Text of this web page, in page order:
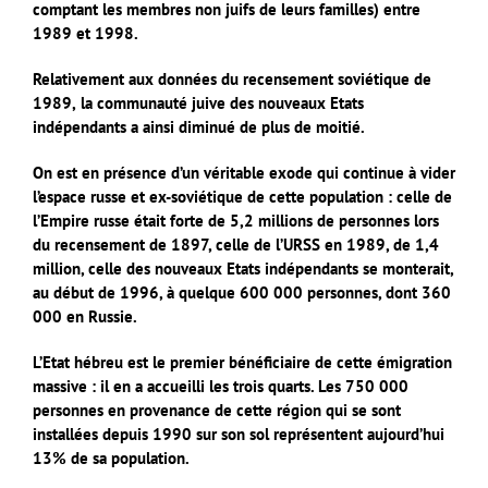
comptant les membres non juifs de leurs familles) entre
1989 et 1998.
Relativement aux données du recensement soviétique de
1989, la communauté juive des nouveaux Etats
indépendants a ainsi diminué de plus de moitié.
On est en présence d’un véritable exode qui continue à vider
l’espace russe et ex-soviétique de cette population : celle de
l’Empire russe était forte de 5,2 millions de personnes lors
du recensement de 1897,celle de l’URSS en 1989, de 1,4
million, celle des nouveaux Etats indépendants se monterait,
au début de 1996, à quelque 600 000 personnes, dont 360
000 en Russie.
L’Etat hébreu est le premier bénéficiaire de cette émigration
massive : il en a accueilli les trois quarts. Les 750 000
personnes en provenance de cette région qui se sont
installées depuis 1990 sur son sol représentent aujourd’hui
13% de sa population.